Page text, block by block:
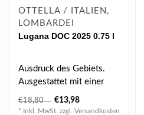
OTTELLA / ITALIEN,
LOMBARDEI
Lugana DOC 2025 0.75 l
Ausdruck des Gebiets.
Ausgestattet mit einer
exklusiven Frische,
Schmackhaftigke..
€18,80 €13,98
* Inkl. MwSt. zzgl. Versandkosten